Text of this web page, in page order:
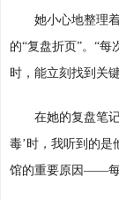
她小心地整理
的“复盘折页”。“
时，能立刻找到关
在她的复盘笔
毒’时，我听到的是
馆的重要原因——每